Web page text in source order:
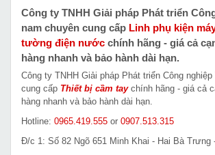
Công ty TNHH Giải pháp Phát triển
nam chuyên cung cấp Linh phụ kiện
tường điện nước chính hãng - giá cả
hàng nhanh và bảo hành dài hạn.
Công ty TNHH Giải pháp Phát triển Công
cung cấp Thiết bị cầm tay chính hãng - giá cả
hàng nhanh và bảo hành dài hạn.
Hotline: 0965.419.555 or 0907.513.315
Đ/c 1: Số 82 Ngõ 651 Minh Khai - Hai Bà Trưng